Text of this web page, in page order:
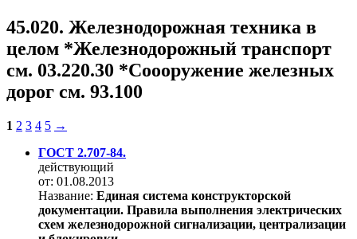
45.020. Железнодорожная техника в
целом *Железнодорожный транспорт
см. 03.220.30 *Соооружение железных
дорог см. 93.100
1 2 3 4 5 →
ГОСТ 2.707-84.
действующий
от: 01.08.2013
Название: Единая система конструкторской
документации. Правила выполнения электрических
схем железнодорожной сигнализации, централизации